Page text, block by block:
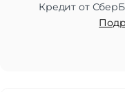
Кредит от